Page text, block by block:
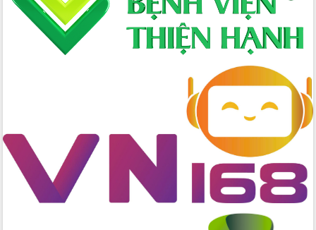
Quyết liệt tháo gỡ vướng mắc, đẩy
nhanh tiến độ các dự án trọng điểm
trong Khu kinh tế Nam Phú Yên
Hòn Yến phát triển du lịch gắn với bảo
Phát động chiến dịch 30 ngày đêm
giải phóng mặt bằng Tuyến đường bộ
ven biển
Đắk Lắk nỗ lực thúc đẩy tăng trưởng
kinh tế từ 10% trở lên trong Quý